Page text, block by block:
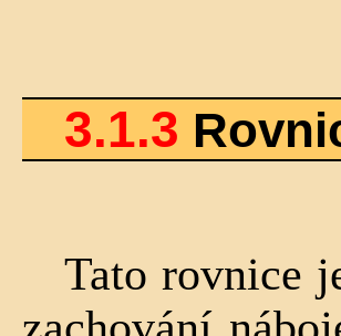
3.1.3
Tato rovnice